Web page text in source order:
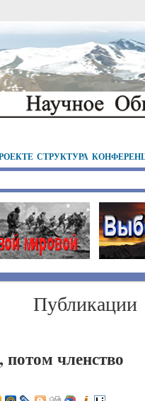
СТРУКТУРА
Публикации
членство